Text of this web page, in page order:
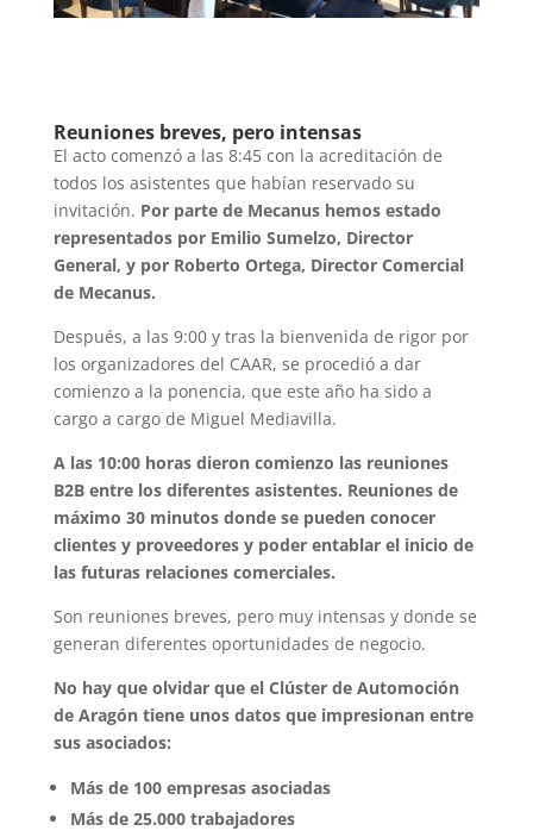
Reuniones breves, pero intensas
El acto comenzó a las 8:45 con la acreditación de
todos los asistentes que habían reservado su
invitación. Por parte de Mecanus hemos estado
representados por Emilio Sumelzo, Director
General, y por Roberto Ortega, Director Comercial
de Mecanus.
Después, a las 9:00 y tras la bienvenida de rigor por
los organizadores del CAAR, se procedió a dar
comienzo a la ponencia, que este año ha sido a
cargo a cargo de Miguel Mediavilla.
A las 10:00 horas dieron comienzo las reuniones
B2B entre los diferentes asistentes. Reuniones de
máximo 30 minutos donde se pueden conocer
clientes y proveedores y poder entablar el inicio de
las futuras relaciones comerciales.
Son reuniones breves, pero muy intensas y donde se
generan diferentes oportunidades de negocio.
No hay que olvidar que el Clúster de Automoción
de Aragón tiene unos datos que impresionan entre
sus asociados:
Más de 100 empresas asociadas
Más de 25.000 trabajadores